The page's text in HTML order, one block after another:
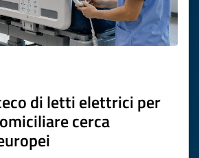
di letti elettrici per
cerca